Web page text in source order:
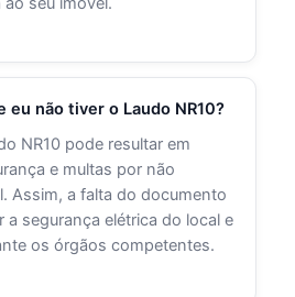
eu não tiver o Laudo NR10?
NR10 pode resultar em
e multas por não
Assim, a falta do documento
segurança elétrica do local e
os órgãos competentes.